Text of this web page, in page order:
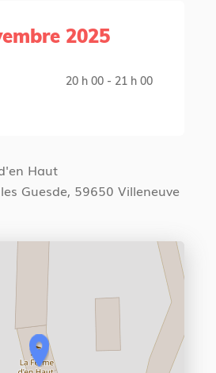
2025
20 h 00 - 21 h 00
Haut
Guesde, 59650 Villeneuve